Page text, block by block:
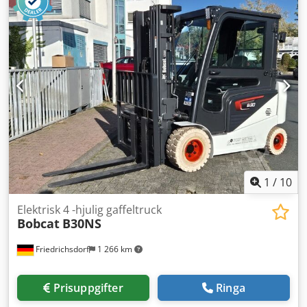
konstruktionsbredd:
800 mm, Höglyftande staplare
Lastcentrum: 600 Gaffelbredd: 180 mm Gaffeltjocklek: 60
mm Masttyp: Duplex Skick: Ny maskin Tekniskt skick: Ny
Fram däcktyp: Polyuretan Fram däckskick: 80 - 100% Bak
däcktyp: Polyuretan Bak däckskick: 80 - 100%
Batterispänning: 24V Batterikapacitet: 60Ah Batterityp:
Litiumjon Dcsdpfxey Uz Sqs Amkek Batteri tillverkningsår:
2026 Batteriskick: 80 - 100% CE-certifikat, Underhållsfritt
litiumjonbatteri 24 V
1 / 10
Friedrichsdorf 1 266 km
Elektrisk 4 -hjulig gaffeltruck
Bobcat B30NS
Prisuppgifter Ringa